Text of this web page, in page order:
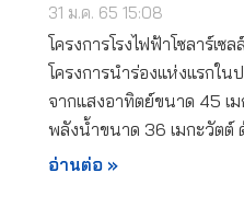
31 ม.ค. 65 15:08
โครงการโรงไฟฟ้าโซลาร์เ
โครงการนำร่องแห่งแรกใน
จากแสงอาทิตย์ขนาด 45 เ
พลังน้ำขนาด 36 เมกะวัตต์
อ่านต่อ »